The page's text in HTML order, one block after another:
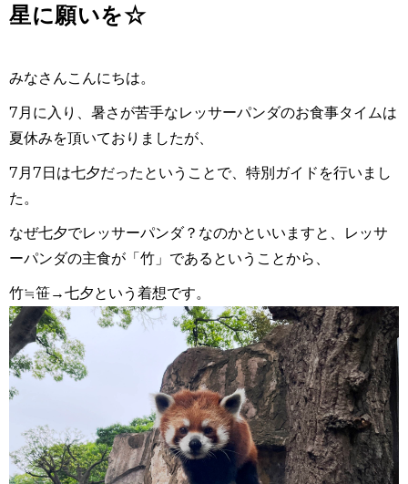
星に願いを☆
みなさんこんにちは。
7月に入り、暑さが苦手なレッサーパンダのお食事タイムは
夏休みを頂いておりましたが、
7月7日は七夕だったということで、特別ガイドを行いまし
た。
なぜ七夕でレッサーパンダ？なのかといいますと、レッサ
ーパンダの主食が「竹」であるということから、
竹≒笹→七夕という着想です。